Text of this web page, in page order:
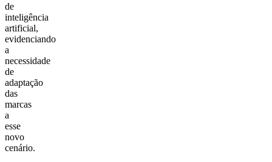
de
inteligência
artificial,
evidenciando
a
necessidade
de
adaptação
das
marcas
a
esse
novo
cenário.